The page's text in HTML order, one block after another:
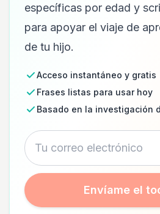
específicas por edad y
para apoyar el viaje de
de tu hijo.
Acceso instantáneo y gratis
Frases listas para usar hoy
Basado en la investigación
Envíame el